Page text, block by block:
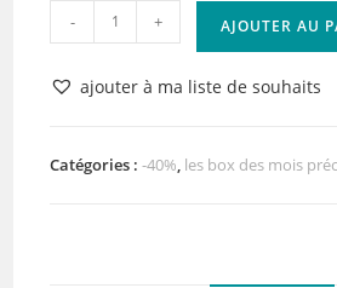
quantité
de
La
2021
- + AJOUTER AU
ajouter à ma liste de souhaits
Catégories :-40% les box des mois